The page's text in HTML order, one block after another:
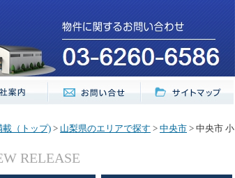
載（トップ) > 山梨県のエリアで探す > 中央市 > 中央市 小
RELEASE